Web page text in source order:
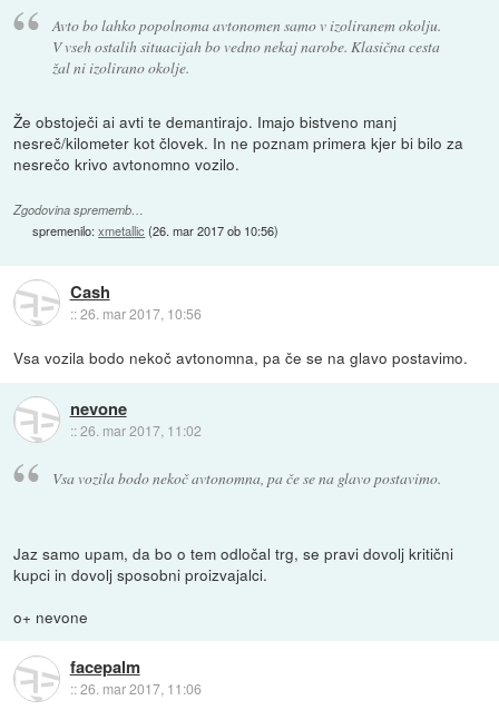
Avto bo lahko popolnoma avtonomen samo v izoliranem okolju.
V vseh ostalih situacijah bo vedno nekaj narobe. Klasična cesta
žal ni izolirano okolje.
Že obstoječi ai avti te demantirajo. Imajo bistveno manj
nesreč/kilometer kot človek. In ne poznam primera kjer bi bilo za
nesrečo krivo avtonomno vozilo.
Zgodovina sprememb…
spremenilo:xmetallic (26. mar 2017 ob 10:56)
Cash
::26. mar 2017, 10:56
Vsa vozila bodo nekoč avtonomna, pa če se na glavo postavimo.
nevone
::26. mar 2017, 11:02
Vsa vozila bodo nekoč avtonomna, pa če se na glavo postavimo.
Jaz samo upam, da bo o tem odločal trg, se pravi dovolj kritični
kupci in dovolj sposobni proizvajalci.
o+ nevone
facepalm
::26. mar 2017, 11:06